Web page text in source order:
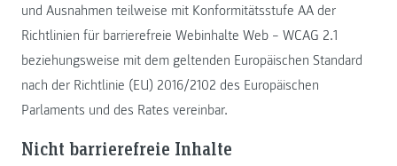
und Ausnahmen teilweise mit Konformitätsstufe AA der
Richtlinien für barrierefreie Webinhalte Web – WCAG 2.1
beziehungsweise mit dem geltenden Europäischen Standard
nach der Richtlinie (EU) 2016/2102 des Europäischen
Parlaments und des Rates vereinbar.
Nicht barrierefreie Inhalte